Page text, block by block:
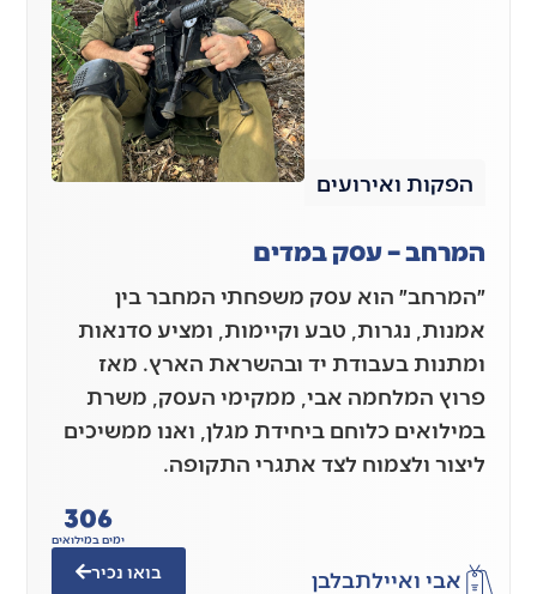
הפקות ואירועים
המרחב – עסק במדים
״המרחב״ הוא עסק משפחתי המחבר בין
אמנות, נגרות, טבע וקיימות, ומציע סדנאות
ומתנות בעבודת יד ובהשראת הארץ. מאז
פרוץ המלחמה אבי, ממקימי העסק, משרת
במילואים כלוחם ביחידת מגלן, ואנו ממשיכים
ליצור ולצמוח לצד אתגרי התקופה.
אבי ואיילתבלבן
ימים במילואים
306
בואו נכיר